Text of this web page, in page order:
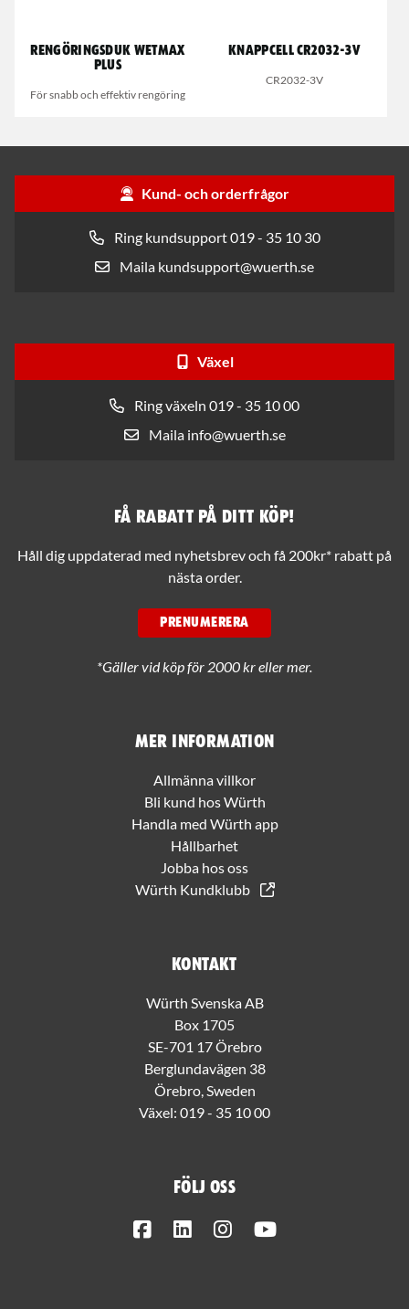
Rengöringsduk Wetmax
Plus
För snabb och effektiv rengöring
Knappcell CR2032-3V
CR2032-3V
Kund- och orderfrågor
Ring kundsupport 019 - 35 10 30
Maila kundsupport@wuerth.se
Växel
Ring växeln 019 - 35 10 00
Maila info@wuerth.se
Mer information
Allmänna villkor
Bli kund hos Würth
Handla med Würth app
Hållbarhet
Jobba hos oss
Würth Kundklubb
Kontakt
Würth Svenska AB
Box 1705
SE-701 17 Örebro
Berglundavägen 38
Örebro, Sweden
Växel: 019 - 35 10 00
Följ oss
FacebookLinkedInInstagram
Få rabatt på ditt köp!
Håll dig uppdaterad med nyhetsbrev och få 200kr* rabatt på
nästa order.
PRENUMERERA
*Gäller vid köp för 2000 kr eller mer.